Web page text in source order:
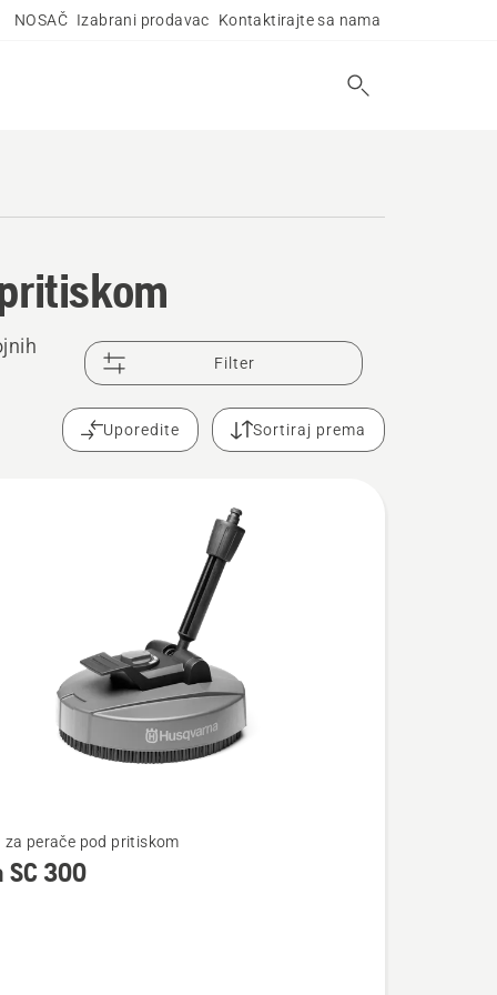
NOSAČ Izabrani prodavac Kontaktirajte sa nama
Filter
Uporedite Sortiraj prema
za perače pod pritiskom
SC 300